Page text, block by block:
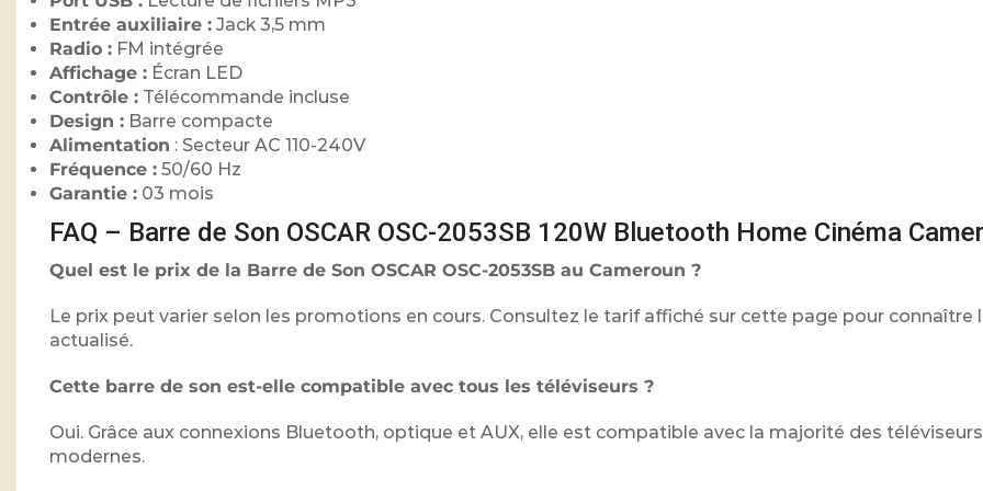
Entrée auxiliaire : Jack 3,5 mm
Radio : FM intégrée
Affichage : Écran LED
Contrôle : Télécommande incluse
Design : Barre compacte
Alimentation : Secteur AC 110-240V
Fréquence : 50/60 Hz
Garantie : 03 mois
FAQ – Barre de Son OSCAR OSC-2053SB 120W Bluetooth Home Cinéma
Quel est le prix de la Barre de Son OSCAR OSC-2053SB au Cameroun ?
Le prix peut varier selon les promotions en cours. Consultez le tarif affiché sur cette page pour connaître
actualisé.
Cette barre de son est-elle compatible avec tous les téléviseurs ?
Oui. Grâce aux connexions Bluetooth, optique et AUX, elle est compatible avec la majorité des téléviseurs
modernes.